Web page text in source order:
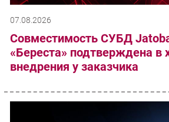
07.08.2026
Совместимость СУБД
«Береста» подтверждена в
внедрения у заказчика